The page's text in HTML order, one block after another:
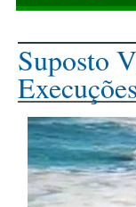
Suposto